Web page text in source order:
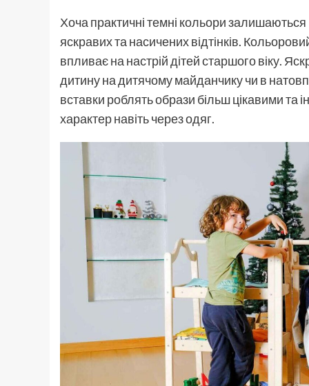
Хоча практичні темні кольори
яскравих та насичених відтінків.
впливає на настрій дітей старшого віку.
дитину на дитячому майданчику чи в
вставки роблять образи більш цікавими та
характер навіть через одяг.